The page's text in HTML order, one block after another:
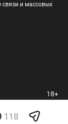
118
связи и массовых
18+